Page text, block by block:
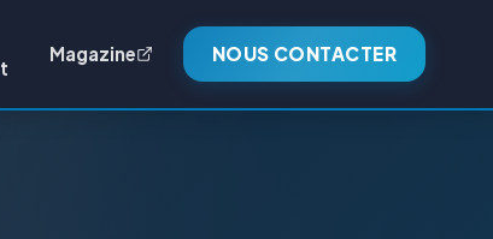
Magazine NOUS CONTACTER